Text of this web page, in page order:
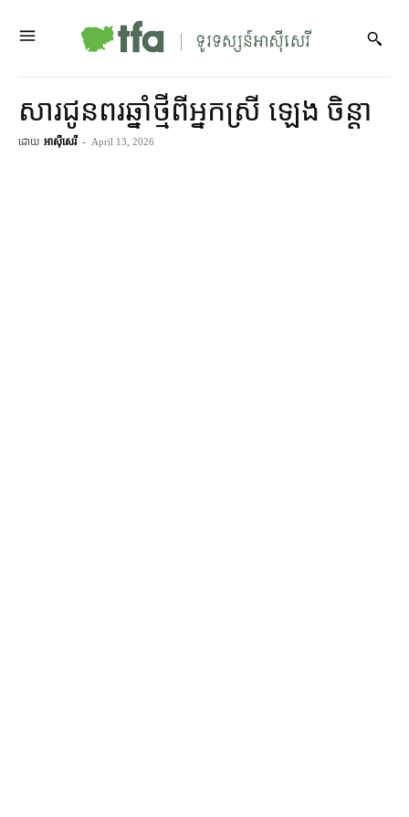
សារជូនពរឆ្នាំថ្មីពីអ្នកស្រី ឡេង ចិន្តា
ដោយ អាស៊ីសេរី - April 13, 2026